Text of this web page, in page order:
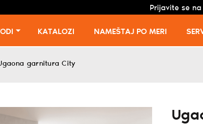
Prijavite se
KATALOZI NAMEŠTAJ PO MERI
garnitura City